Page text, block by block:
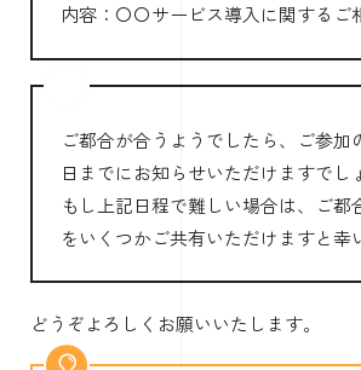
内容：〇〇サービス導入に関するご
ご都合が合うようでしたら、ご参加
日までにお知らせいただけますでし
もし上記日程で難しい場合は、ご都
をいくつかご共有いただけますと幸
どうぞよろしくお願いいたします。